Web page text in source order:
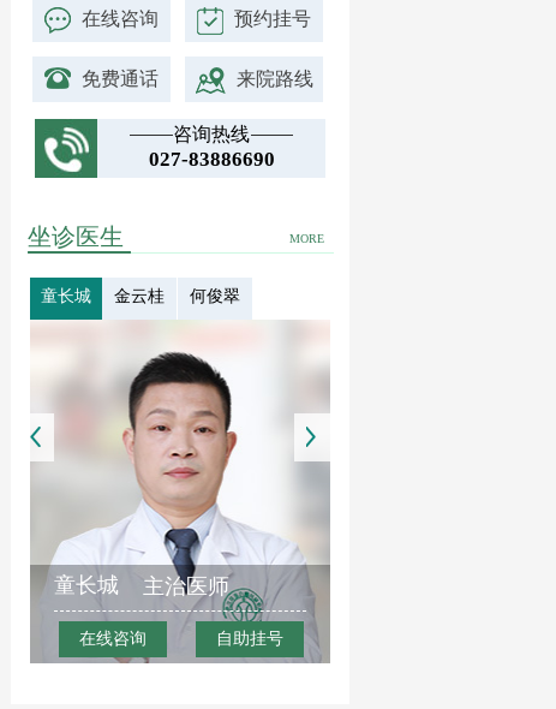
在线咨询 预约挂号
免费通话 来院路线
咨询热线
027-83886690
MORE
坐诊医生
童长城 金云桂 何俊翠
童长城 主治医师
在线咨询 自助挂号